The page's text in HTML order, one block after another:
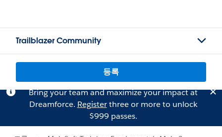
Trailblazer Community
등록
Bring your team and maximize your impact at
Dreamforce. Registerthree or more to unlock
$999 passes.